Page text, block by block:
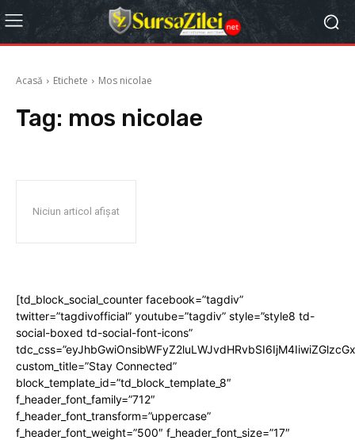
Acasă Etichete Mos nicolae
Tag: mos nicolae
Niciun articol afișat
[td_block_social_counter facebook=”tagdiv”
twitter=”tagdivofficial” youtube=”tagdiv” style=”style8 td-
social-boxed td-social-font-icons”
custom_title=”Stay Connected”
block_template_id=”td_block_template_8″
f_header_font_family=”712″
f_header_font_transform=”uppercase”
f_header_font_weight=”500″ f_header_font_size=”17″